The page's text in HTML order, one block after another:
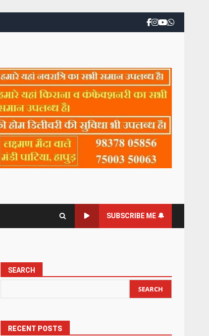
SUBSCRIBE ME 🔔
SEARCH
SEARCH
RECENT POSTS